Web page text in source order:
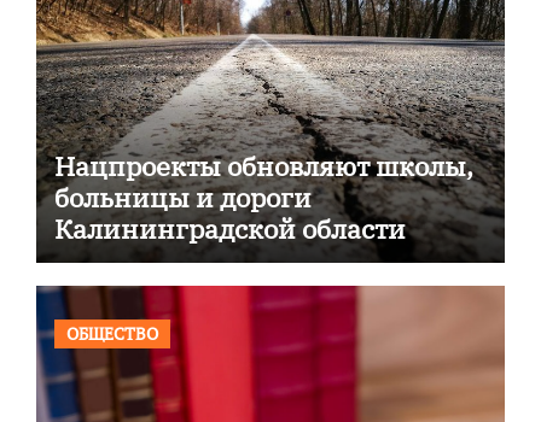
Нацпроекты обновляют школы,
больницы и дороги
Калининградской области
ОБЩЕСТВО